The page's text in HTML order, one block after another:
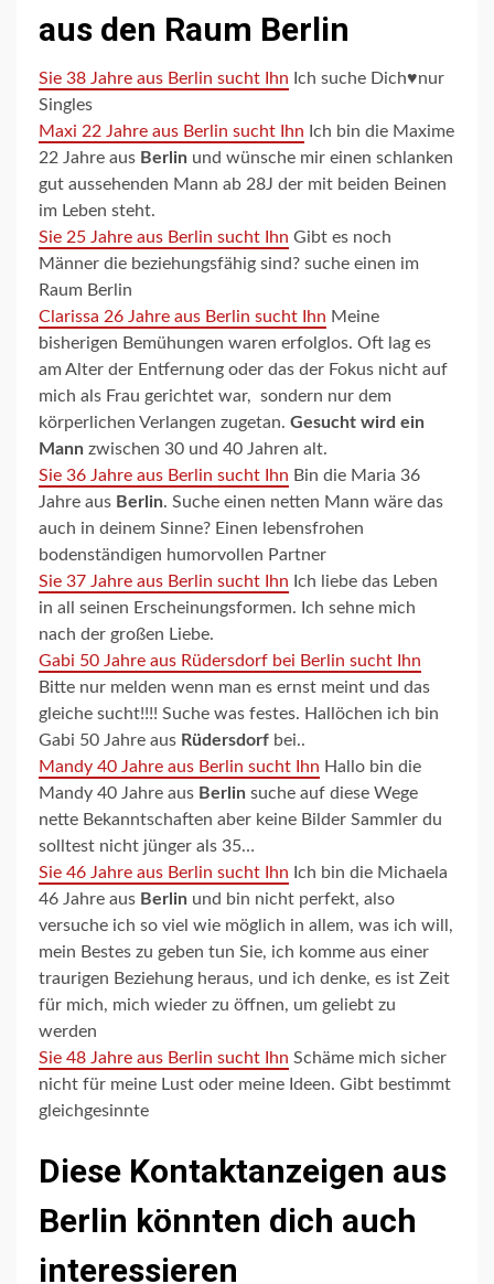
aus den Raum Berlin
Sie 38 Jahre aus Berlin sucht Ihn Ich suche Dich♥️nur
Singles
Maxi 22 Jahre aus Berlin sucht Ihn Ich bin die Maxime
22 Jahre aus Berlin und wünsche mir einen schlanken
gut aussehenden Mann ab 28J der mit beiden Beinen
im Leben steht.
Sie 25 Jahre aus Berlin sucht Ihn Gibt es noch
Männer die beziehungsfähig sind? suche einen im
Raum Berlin
Clarissa 26 Jahre aus Berlin sucht Ihn Meine
bisherigen Bemühungen waren erfolglos. Oft lag es
am Alter der Entfernung oder das der Fokus nicht auf
mich als Frau gerichtet war, sondern nur dem
körperlichen Verlangen zugetan. Gesucht wird ein
Mann zwischen 30 und 40 Jahren alt.
Sie 36 Jahre aus Berlin sucht Ihn Bin die Maria 36
Jahre aus Berlin. Suche einen netten Mann wäre das
auch in deinem Sinne? Einen lebensfrohen
bodenständigen humorvollen Partner
Sie 37 Jahre aus Berlin sucht Ihn Ich liebe das Leben
in all seinen Erscheinungsformen. Ich sehne mich
nach der großen Liebe.
Gabi 50 Jahre aus Rüdersdorf bei Berlin sucht Ihn
Bitte nur melden wenn man es ernst meint und das
gleiche sucht!!!! Suche was festes. Hallöchen ich bin
Gabi 50 Jahre aus Rüdersdorf bei..
Mandy 40 Jahre aus Berlin sucht Ihn Hallo bin die
Mandy 40 Jahre aus Berlin suche auf diese Wege
nette Bekanntschaften aber keine Bilder Sammler du
solltest nicht jünger als 35…
Sie 46 Jahre aus Berlin sucht Ihn Ich bin die Michaela
46 Jahre aus Berlin und bin nicht perfekt, also
versuche ich so viel wie möglich in allem, was ich will,
mein Bestes zu geben tun Sie, ich komme aus einer
traurigen Beziehung heraus, und ich denke, es ist Zeit
für mich, mich wieder zu öffnen, um geliebt zu
werden
Sie 48 Jahre aus Berlin sucht Ihn Schäme mich sicher
nicht für meine Lust oder meine Ideen. Gibt bestimmt
gleichgesinnte
Diese Kontaktanzeigen aus
Berlin könnten dich auch
interessieren